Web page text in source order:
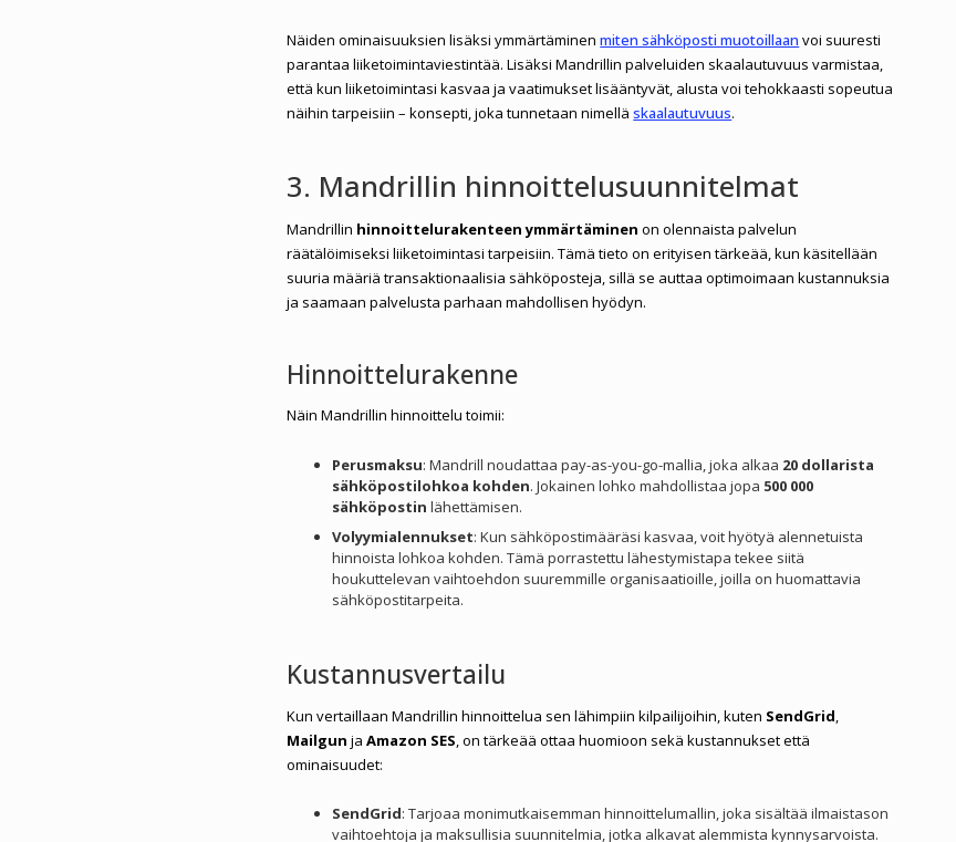
Näiden ominaisuuksien lisäksi ymmärtäminenmiten sähköposti muotoillaan voi suuresti
parantaa liiketoimintaviestintää. Lisäksi Mandrillin palveluiden skaalautuvuus varmistaa,
että kun liiketoimintasi kasvaa ja vaatimukset lisääntyvät, alusta voi tehokkaasti sopeutua
näihin tarpeisiin – konsepti, joka tunnetaan nimelläskaalautuvuus.
3. Mandrillin hinnoittelusuunnitelmat
Mandrillin hinnoittelurakenteen ymmärtäminen on olennaista palvelun
räätälöimiseksi liiketoimintasi tarpeisiin. Tämä tieto on erityisen tärkeää, kun käsitellään
suuria määriä transaktionaalisia sähköposteja, sillä se auttaa optimoimaan kustannuksia
ja saamaan palvelusta parhaan mahdollisen hyödyn.
Hinnoittelurakenne
Näin Mandrillin hinnoittelu toimii:
Perusmaksu: Mandrill noudattaa pay-as-you-go-mallia, joka alkaa 20 dollarista
sähköpostilohkoa kohden. Jokainen lohko mahdollistaa jopa 500 000
sähköpostin lähettämisen.
Volyymialennukset: Kun sähköpostimääräsi kasvaa, voit hyötyä alennetuista
hinnoista lohkoa kohden. Tämä porrastettu lähestymistapa tekee siitä
houkuttelevan vaihtoehdon suuremmille organisaatioille, joilla on huomattavia
sähköpostitarpeita.
Kustannusvertailu
Kun vertaillaan Mandrillin hinnoittelua sen lähimpiin kilpailijoihin, kuten SendGrid
Mailgun jaAmazon SES , on tärkeää ottaa huomioon sekä kustannukset että
ominaisuudet:
SendGrid: Tarjoaa monimutkaisemman hinnoittelumallin, joka sisältää ilmaistason
vaihtoehtoja ja maksullisia suunnitelmia, jotka alkavat alemmista kynnysarvoista.